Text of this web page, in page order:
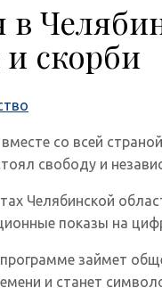
в
скорби
со всей
свободу и
Челябинской
показы на
займет
и станет